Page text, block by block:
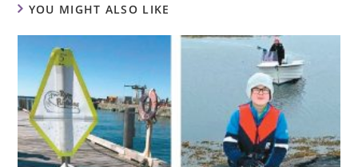
YOU MIGHT ALSO LIKE